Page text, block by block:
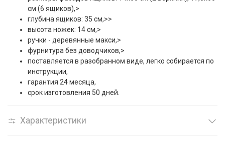
см (6 ящиков),>
глубина ящиков: 35 см,>>
высота ножек: 14 см,>
ручки - деревянные макси,>
фурнитура без доводчиков,>
поставляется в разобранном виде, легко собирается по
инструкции,
гарантия 24 месяца,
срок изготовления 50 дней.
Характеристики